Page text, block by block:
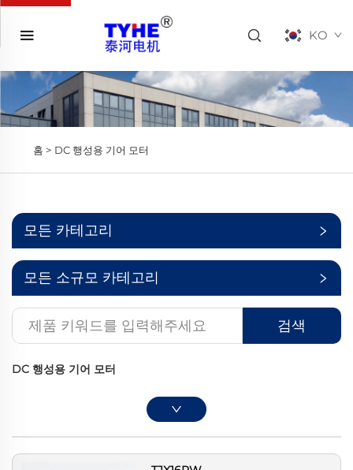
KO
홈 > DC 행성용 기어 모터
모든 카테고리
모든 소규모 카테고리
검색
DC 행성용 기어 모터